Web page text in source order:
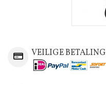
VEILIGE BETALING